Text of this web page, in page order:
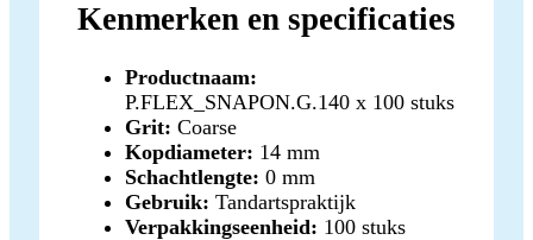
Kenmerken en specificaties
Productnaam:
P.FLEX_SNAPON.G.140 x 100 stuks
Grit: Coarse
Kopdiameter: 14 mm
Schachtlengte: 0 mm
Gebruik: Tandartspraktijk
Verpakkingseenheid: 100 stuks